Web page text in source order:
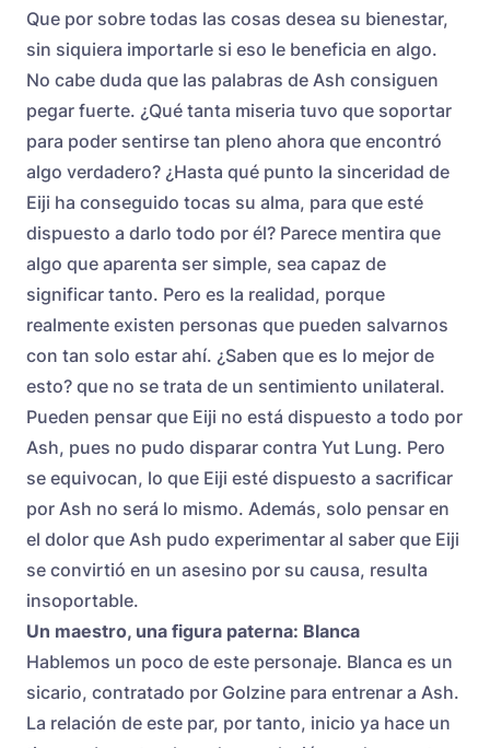
Que por sobre todas las cosas desea su bienestar,
sin siquiera importarle si eso le beneficia en algo.
No cabe duda que las palabras de Ash consiguen
pegar fuerte. ¿Qué tanta miseria tuvo que soportar
para poder sentirse tan pleno ahora que encontró
algo verdadero? ¿Hasta qué punto la sinceridad de
Eiji ha conseguido tocas su alma, para que esté
dispuesto a darlo todo por él? Parece mentira que
algo que aparenta ser simple, sea capaz de
significar tanto. Pero es la realidad, porque
realmente existen personas que pueden salvarnos
con tan solo estar ahí. ¿Saben que es lo mejor de
esto? que no se trata de un sentimiento unilateral.
Pueden pensar que Eiji no está dispuesto a todo por
Ash, pues no pudo disparar contra Yut Lung. Pero
se equivocan, lo que Eiji esté dispuesto a sacrificar
por Ash no será lo mismo. Además, solo pensar en
el dolor que Ash pudo experimentar al saber que Eiji
se convirtió en un asesino por su causa, resulta
insoportable.
Un maestro, una figura paterna: Blanca
Hablemos un poco de este personaje. Blanca es un
sicario, contratado por Golzine para entrenar a Ash.
La relación de este par, por tanto, inicio ya hace un